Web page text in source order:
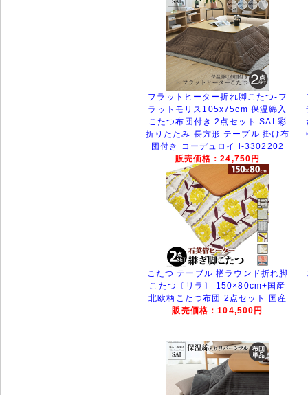
フラットヒーター折れ脚こたつ-フ
ラットモリス105x75cm 保温綿入
こたつ布団付き 2点セット SAI 彩
折りたたみ 長方形 テーブル 掛け布
団付き コーデュロイ i-3302202
販売価格：24,750円
こたつ テーブル 楢ラウンド折れ脚
こたつ〔リラ〕 150×80cm+国産
北欧柄こたつ布団 2点セット 国産
販売価格：104,500円